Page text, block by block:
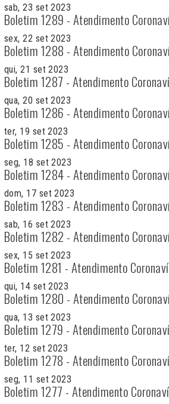
sab, 23 set 2023
Boletim 1289 - Atendimento
sex, 22 set 2023
Boletim 1288 - Atendimento
qui, 21 set 2023
Boletim 1287 - Atendimento
qua, 20 set 2023
Boletim 1286 - Atendimento
ter, 19 set 2023
Boletim 1285 - Atendimento
seg, 18 set 2023
Boletim 1284 - Atendimento
dom, 17 set 2023
Boletim 1283 - Atendimento
sab, 16 set 2023
Boletim 1282 - Atendimento
sex, 15 set 2023
Boletim 1281 - Atendimento
qui, 14 set 2023
Boletim 1280 - Atendimento
qua, 13 set 2023
Boletim 1279 - Atendimento
ter, 12 set 2023
Boletim 1278 - Atendimento
seg, 11 set 2023
Boletim 1277 - Atendimento